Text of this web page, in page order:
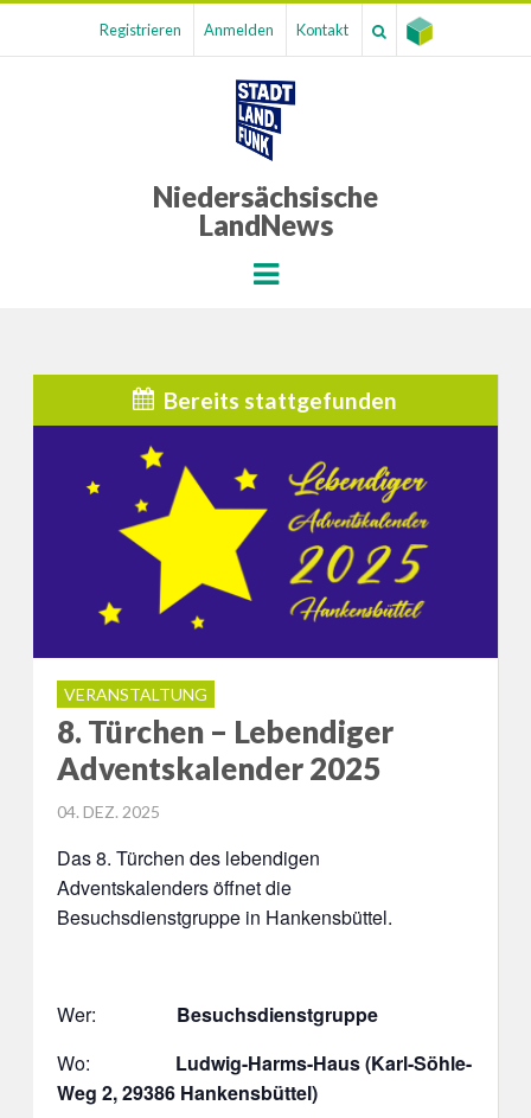
Registrieren Anmelden Kontakt
Niedersächsische
LandNews
Menu
Bereits stattgefunden
VERANSTALTUNG
8. Türchen – Lebendiger
Adventskalender 2025
POSTED
04. DEZ. 2025
Das 8. Türchen des lebendigen
Adventskalenders öffnet die
Besuchsdienstgruppe in Hankensbüttel.
Wer:
Besuchsdienstgruppe
Wo:
Ludwig-Harms-Haus(Karl-Söhle-
Weg 2, 29386 Hankensbüttel)